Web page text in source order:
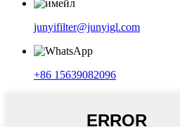
junyifilter@junyigl.com
+86 15639082096